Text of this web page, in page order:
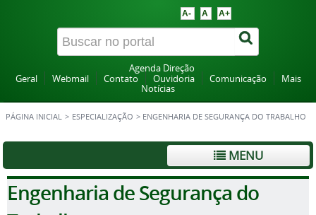
A- A A+
Agenda Direção
Geral
Webmail Contato Ouvidoria Comunicação
Mais
Notícias
PÁGINA INICIAL > ESPECIALIZAÇÃO > ENGENHARIA DE SEGURANÇA DO TRABALHO
MENU
Engenharia de Segurança do